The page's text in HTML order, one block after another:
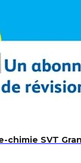
chimie SVT